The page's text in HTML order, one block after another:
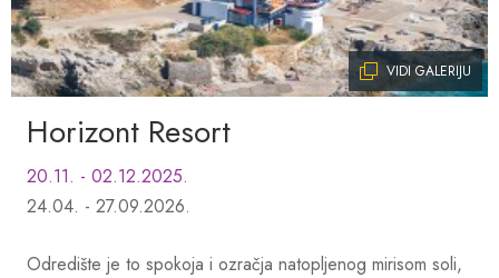
VIDI GALERIJU
Horizont Resort
20.11. - 02.12.2025.
24.04. - 27.09.2026.
Odredište je to spokoja i ozračja natopljenog mirisom soli,